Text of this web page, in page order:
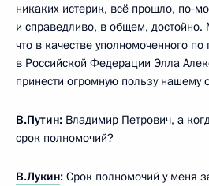
никаких истерик, всё прошло,
и справедливо, в общем,
что в качестве уполномоченного
в Российской Федерации Элла
принести огромную пользу нашему
В.Путин: Владимир Петрович, а
срок полномочий?
В.Лукин: Срок полномочий у меня